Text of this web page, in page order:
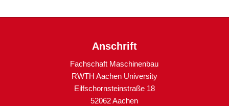
Anschrift
Fachschaft Maschinenbau
RWTH Aachen University
Eilfschornsteinstraße 18
52062 Aachen